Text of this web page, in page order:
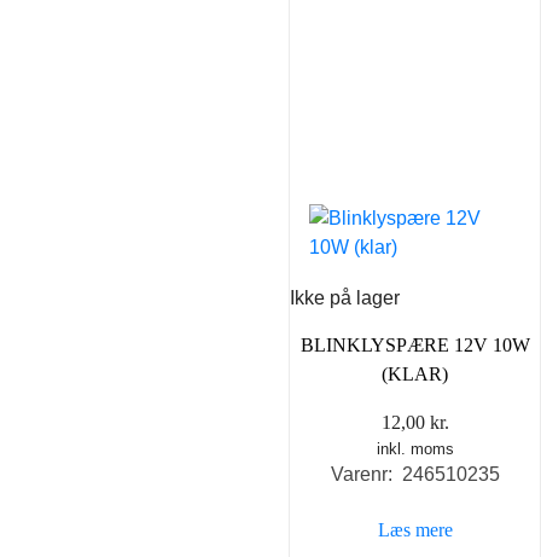
Ikke på lager
BLINKLYSPÆRE 12V 10W
(KLAR)
12,00 kr.
inkl. moms
Varenr: 246510235
Læs mere